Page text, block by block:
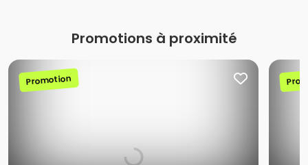
Promotions à proximité
Promotion